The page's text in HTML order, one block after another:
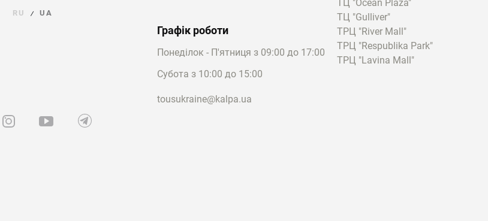
RU / UA
Графік роботи
Понеділок - П'ятниця з 09:00 до 17:00
Субота з 10:00 до 15:00
tousukraine@kalpa.ua
ТЦ "Ocean Plaza"
ТЦ "Gulliver"
ТРЦ "River Mall"
ТРЦ "Respublika Park"
ТРЦ "Lavina Mall"